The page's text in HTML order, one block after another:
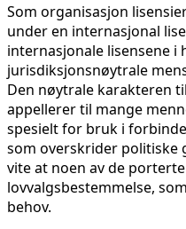
Som organisasjon
under en internasjonal
internasjonale lisensene i
jurisdiksjonsnøytrale
Den nøytrale karakteren
appellerer til mange
spesielt for bruk i
som overskrider politiske
vite at noen av de
lovvalgsbestemmelse,
behov.